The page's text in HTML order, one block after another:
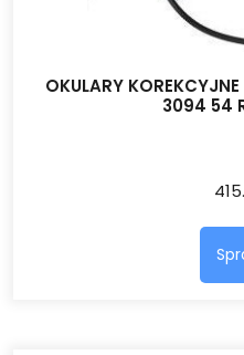
OKULARY
3094 54